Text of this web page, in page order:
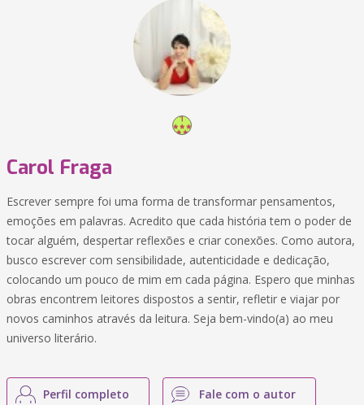
Carol Fraga
Escrever sempre foi uma forma de transformar pensamentos,
emoções em palavras. Acredito que cada história tem o poder de
tocar alguém, despertar reflexões e criar conexões. Como autora,
busco escrever com sensibilidade, autenticidade e dedicação,
colocando um pouco de mim em cada página. Espero que minhas
obras encontrem leitores dispostos a sentir, refletir e viajar por
novos caminhos através da leitura. Seja bem-vindo(a) ao meu
universo literário.
Perfil completo Fale com o autor